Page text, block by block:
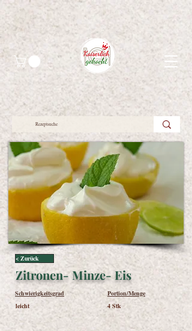
< Zurück
Zitronen- Minze- Eis
Schwierigkeitsgrad
leicht
Portion/Menge
4 Stk